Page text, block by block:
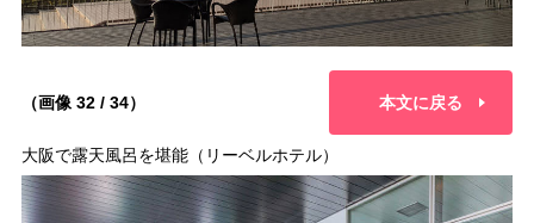
（画像 32 / 34） 本文に戻る
大阪で露天風呂を堪能（リーベルホテル）